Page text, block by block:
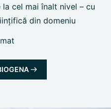
cel mai înalt nivel – cu
din domeniu